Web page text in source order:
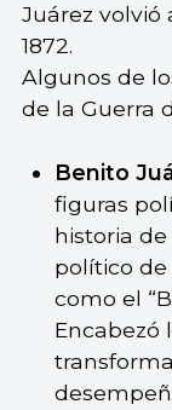
Juárez volvió
1872.
Algunos de
de la Guerra
Benito
figuras
historia
político de
como el
Encabezó